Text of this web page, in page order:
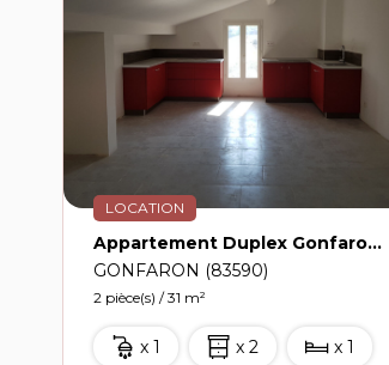
LOCATION
Appartement Duplex Gonfaron 2 pièce(s) 31 m2
GONFARON (83590)
2 pièce(s) / 31 m²
x 1 x 2 x 1